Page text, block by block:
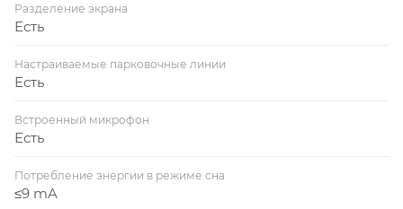
Разделение экрана
Есть
Настраиваемые парковочные линии
Есть
Встроенный микрофон
Есть
Потребление энергии в режиме сна
≤9 mA